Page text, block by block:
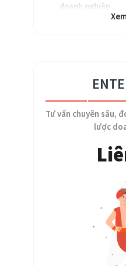
doanh nghiệp
Tư vấn chuyên sâu,
lược